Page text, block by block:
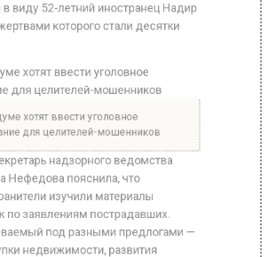
хотят ввести уголовное
для целителей-мошенников
надзорного ведомства
пояснила, что
изучили материалы
заявлениям пострадавших.
под разными предлогами —
недвижимости, развития
далее — получал от женщин от